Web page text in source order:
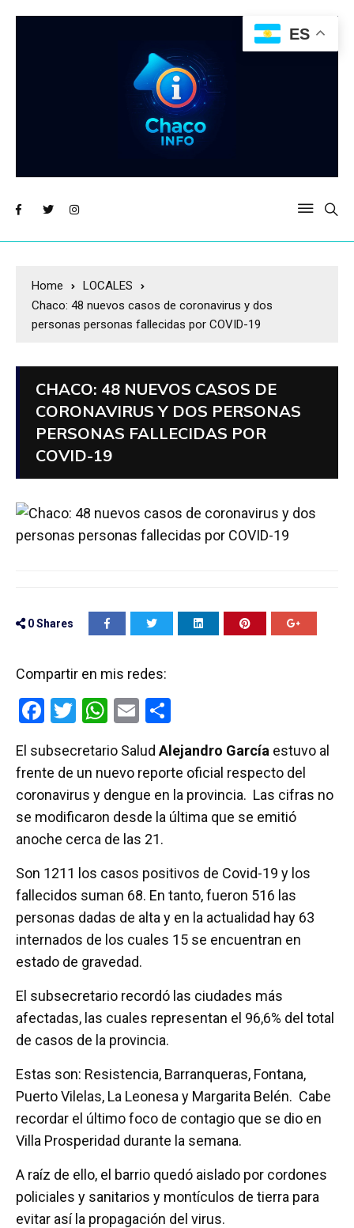
Home
LOCALES
Chaco: 48 nuevos casos de coronavirus y dos
personas personas fallecidas por COVID-19
CHACO: 48 NUEVOS CASOS DE
CORONAVIRUS Y DOS PERSONAS
PERSONAS FALLECIDAS POR
COVID-19
0Shares
Compartir en mis redes:
F
ce
b
o
o
k
T
tt
er
W
at
s
A
p
p
E
ail m
p
ar
El subsecretario Salud Alejandro García estuvo al
frente de un nuevo reporte oficial respecto del
coronavirus y dengue en la provincia. Las cifras no
se modificaron desde la última que se emitió
anoche cerca de las 21.
Son 1211 los casos positivos de Covid-19 y los
fallecidos suman 68. En tanto, fueron 516 las
personas dadas de alta y en la actualidad hay 63
internados de los cuales 15 se encuentran en
estado de gravedad.
El subsecretario recordó las ciudades más
afectadas, las cuales representan el 96,6% del total
de casos de la provincia.
Estas son: Resistencia, Barranqueras, Fontana,
Puerto Vilelas, La Leonesa y Margarita Belén. Cabe
recordar el último foco de contagio que se dio en
Villa Prosperidad durante la semana.
A raíz de ello, el barrio quedó aislado por cordones
policiales y sanitarios y montículos de tierra para
evitar así la propagación del virus.
ES